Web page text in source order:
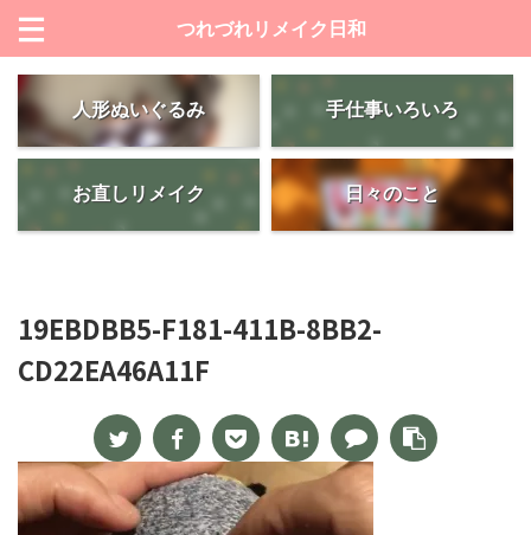
つれづれリメイク日和
人形ぬいぐるみ 手仕事いろいろ
お直しリメイク 日々のこと
19EBDBB5-F181-411B-8BB2-
CD22EA46A11F